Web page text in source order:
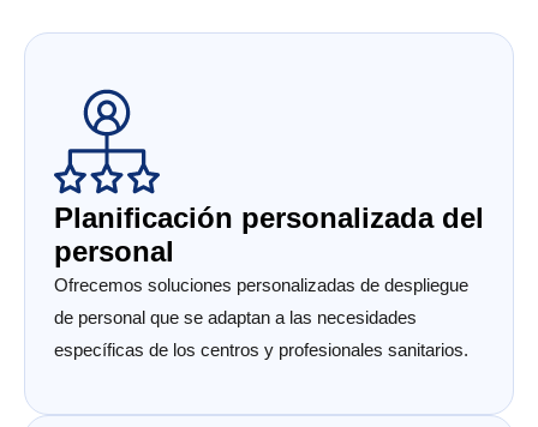
Planificación personalizada del
personal
Ofrecemos soluciones personalizadas de despliegue
de personal que se adaptan a las necesidades
específicas de los centros y profesionales sanitarios.